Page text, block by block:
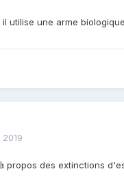
utilise une arme
propos des extinctions